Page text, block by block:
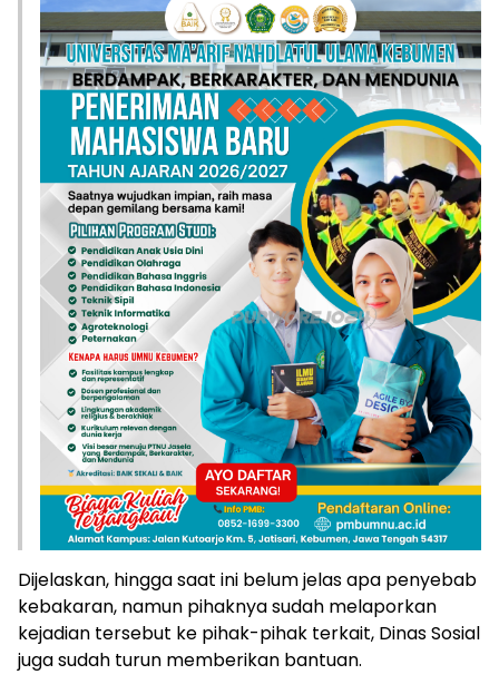
Dijelaskan, hingga saat ini belum jelas apa penyebab
kebakaran, namun pihaknya sudah melaporkan
kejadian tersebut ke pihak-pihak terkait, Dinas Sosial
juga sudah turun memberikan bantuan.